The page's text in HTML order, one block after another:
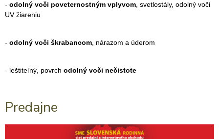
- odolný voči poveternostným vplyvom , svetlostály, odolný voči
UV žiareniu
- odolný voči škrabancom , nárazom a úderom
- leštiteľný, povrch odolný voči nečistote
Predajne